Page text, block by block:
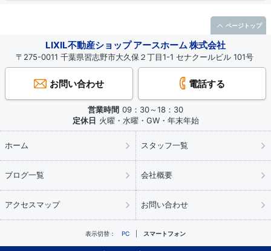
LIXIL不動産ショップ アースホーム 株式会社
〒275-0011 千葉県習志野市大久保２丁目1-1 セナクールビル 101号
お問い合わせ 電話する
営業時間 09：30～18：30
定休日 火曜・水曜・GW・年末年始
ホーム スタッフ一覧
ブログ一覧 会社概要
アクセスマップ お問い合わせ
表示切替： PC スマートフォン
ページトップ